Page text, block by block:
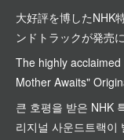
大好評を博したNHK
ンドトラックが発売
The highly
Mother Awaits"
큰 호평을 받은 NHK
리지널 사운드트랙이